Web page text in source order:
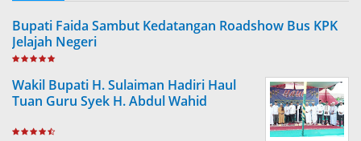
Bupati Faida Sambut Kedatangan Roadshow Bus KPK
Jelajah Negeri
Wakil Bupati H. Sulaiman Hadiri Haul
Tuan Guru Syek H. Abdul Wahid